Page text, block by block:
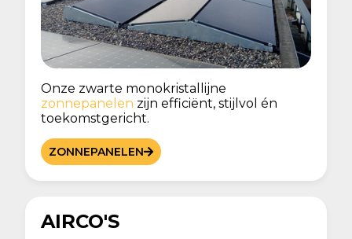
Onze zwarte monokristallijne
zonnepanelen zijn efficiënt, stijlvol én
toekomstgericht.
ZONNEPANELEN
AIRCO'S